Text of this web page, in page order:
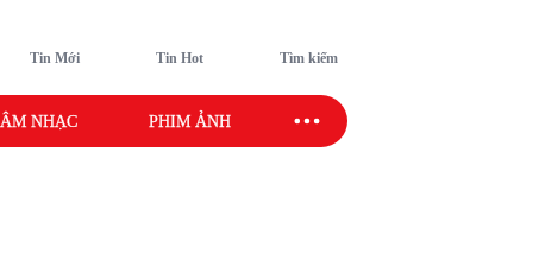
Tin Mới Tin Hot Tìm kiếm
ÂM NHẠC PHIM ẢNH SAO SPORT